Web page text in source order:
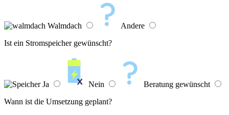
Walmdach
Andere
Ist ein Stromspeicher gewünscht?
Ja Nein
Beratung gewünscht
Wann ist die Umsetzung geplant?